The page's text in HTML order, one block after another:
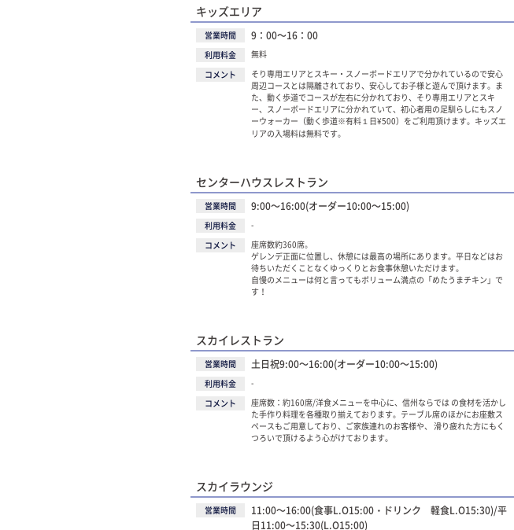
キッズエリア
営業時間 9：00～16：00
利用料金
無料
コメント
そり専用エリアとスキー・スノーボードエリアで分かれているので安心
周辺コースとは隔離されており、安心してお子様と遊んで頂けます。ま
た、動く歩道でコースが左右に分かれており、そり専用エリアとスキ
ー、スノーボードエリアに分かれていて、初心者用の足馴らしにもスノ
ーウォーカー（動く歩道※有料１日¥500）をご利用頂けます。キッズエ
リアの入場料は無料です。
センターハウスレストラン
営業時間 9:00～16:00(オーダー10:00～15:00)
利用料金
-
コメント
座席数約360席。
ゲレンデ正面に位置し、休憩には最高の場所にあります。平日などはお
待ちいただくことなくゆっくりとお食事休憩いただけます。
自慢のメニューは何と言ってもボリューム満点の「めたうまチキン」で
す！
スカイレストラン
営業時間 土日祝9:00～16:00(オーダー10:00～15:00)
利用料金
-
コメント
座席数：約160席/洋食メニューを中心に、信州ならでは の食材を活かし
た手作り料理を各種取り揃えております。テーブル席のほかにお座敷ス
ペースもご用意しており、ご家族連れのお客様や、 滑り疲れた方にもく
つろいで頂けるよう心がけております。
スカイラウンジ
営業時間
11:00～16:00(食事L.O15:00・ドリンク 軽食L.O15:30)/平
日11:00～15:30(L.O15:00)